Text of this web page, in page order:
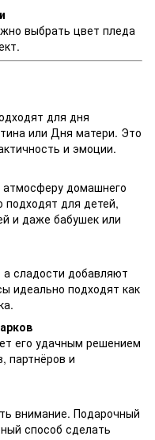
выбрать цвет пледа
для дня
или Дня матери. Это
и эмоции.
домашнего
подходят для детей,
и даже бабушек или
сладости добавляют
идеально подходят как
его удачным решением
партнёров и
внимание. Подарочный
способ сделать